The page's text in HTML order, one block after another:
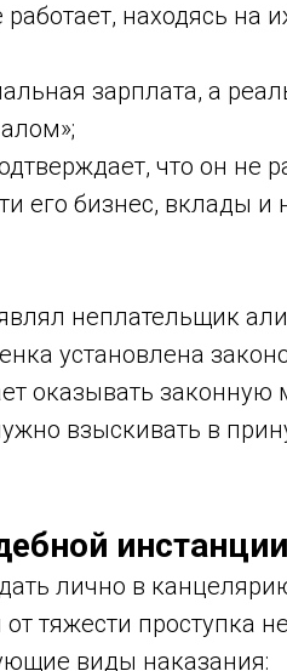
находясь на
зарплата, а
что он не
его бизнес, вклады
неплательщик
установлена
оказывать законную
взыскивать в
инстанции
лично в
тяжести проступка
виды наказания: